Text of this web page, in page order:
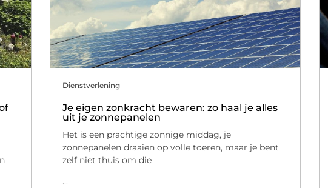
Dienstverlening
Je eigen zonkracht bewaren: zo haal je alles
uit je zonnepanelen
Het is een prachtige zonnige middag, je
zonnepanelen draaien op volle toeren, maar je bent
zelf niet thuis om die
...